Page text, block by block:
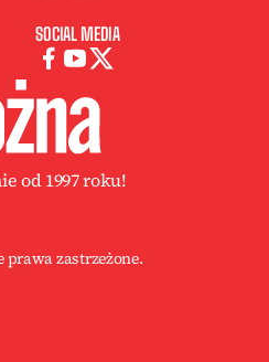
SOCIAL MEDIA
od 1997 roku!
prawa zastrzeżone.